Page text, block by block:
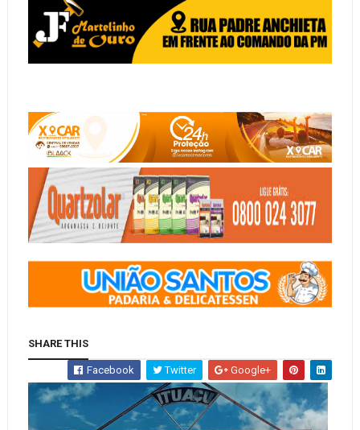
SHARE THIS
Facebook Twitter Google+